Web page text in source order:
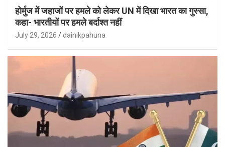
होर्मुज में जहाजों पर हमले को लेकर UN में दिखा भारत का गुस्सा,
कहा- भारतीयों पर हमले बर्दाश्त नहीं
July 29, 2026 dainikpahuna